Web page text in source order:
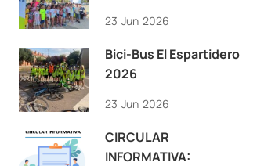
23 Jun 2026
Bici-Bus El Espartidero
2026
23 Jun 2026
CIRCULAR
INFORMATIVA: